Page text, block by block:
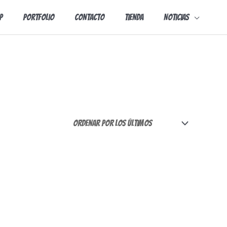
Portfolio Contacto Tienda Noticias